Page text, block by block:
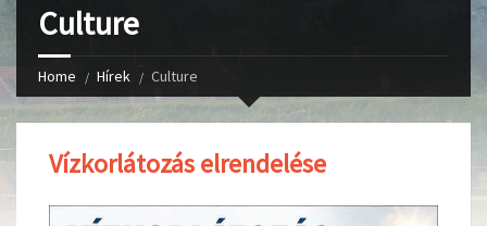
Culture
Home Hírek Culture
Vízkorlátozás elrendelése